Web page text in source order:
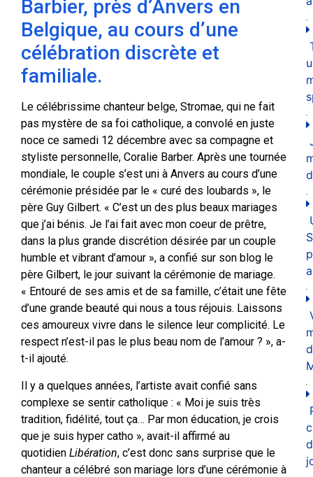
Barbier, près d’Anvers en
Belgique, au cours d’une
célébration discrète et
familiale.
Le célébrissime chanteur belge, Stromae, qui ne fait
pas mystère de sa foi catholique, a convolé en juste
noce ce samedi 12 décembre avec sa compagne et
styliste personnelle, Coralie Barber. Après une tournée
mondiale, le couple s’est uni à Anvers au cours d’une
cérémonie présidée par le « curé des loubards », le
père Guy Gilbert. « C’est un des plus beaux mariages
que j’ai bénis. Je l’ai fait avec mon coeur de prêtre,
dans la plus grande discrétion désirée par un couple
humble et vibrant d’amour », a confié sur son blog le
père Gilbert, le jour suivant la cérémonie de mariage.
« Entouré de ses amis et de sa famille, c’était une fête
d’une grande beauté qui nous a tous réjouis. Laissons
ces amoureux vivre dans le silence leur complicité. Le
respect n’est-il pas le plus beau nom de l’amour ? », a-
t-il ajouté.
Il y a quelques années, l’artiste avait confié sans
complexe se sentir catholique : « Moi je suis très
tradition, fidélité, tout ça… Par mon éducation, je crois
que je suis hyper catho », avait-il affirmé au
quotidien Libération, c’est donc sans surprise que le
chanteur a célébré son mariage lors d’une cérémonie à